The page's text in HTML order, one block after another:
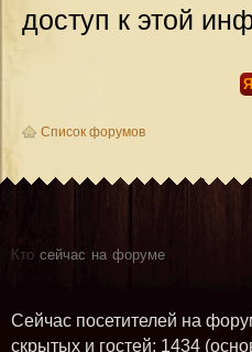
доступ к этой
Список форумов
Кто сейчас на форуме
Сейчас посетителей на
скрытых и гостей: 1434